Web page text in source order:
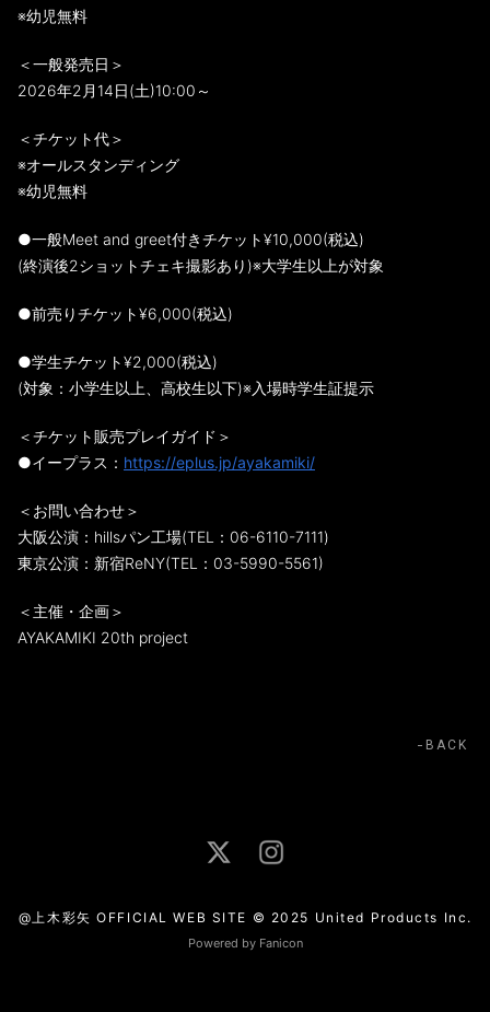
※幼児無料
＜一般発売日＞
2026年2月14日(土)10:00～
＜チケット代＞
※オールスタンディング
※幼児無料
●一般Meet and greet付きチケット¥10,000(税込)
(終演後2ショットチェキ撮影あり)※大学生以上が対象
●前売りチケット¥6,000(税込)
●学生チケット¥2,000(税込)
(対象：小学生以上、高校生以下)※入場時学生証提示
＜チケット販売プレイガイド＞
●イープラス： https://eplus.jp/ayakamiki/
＜お問い合わせ＞
大阪公演：hillsパン工場(TEL：06-6110-7111)
東京公演：新宿ReNY(TEL：03-5990-5561)
＜主催・企画＞
AYAKAMIKI 20th project
BACK
@上木彩矢 OFFICIAL WEB SITE © 2025 United Products Inc.
Powered by Fanicon